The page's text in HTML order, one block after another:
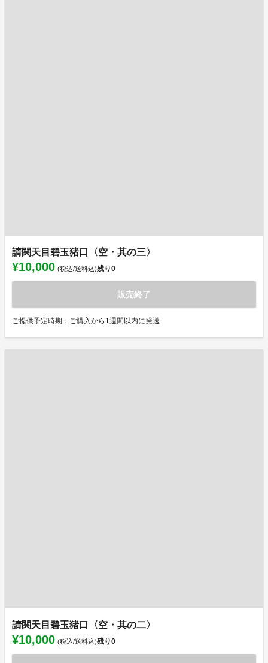
請関天目碧玉猪口〈空・其の三〉
¥10,000 (税込/送料込)残り0
販売終了
ご提供予定時期：ご購入から1週間以内に発送
請関天目碧玉猪口〈空・其の二〉
¥10,000 (税込/送料込)残り0